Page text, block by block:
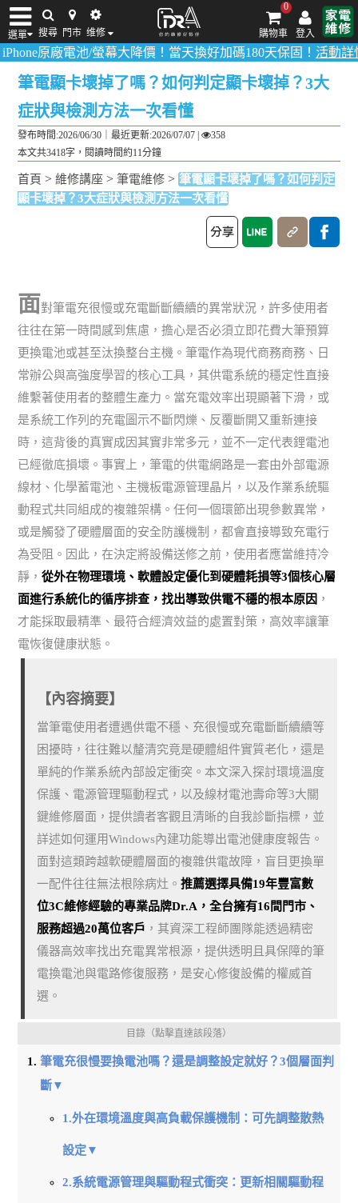
選單 搜尋 門市 维修 登入
0
購物車
iPhone維修/價格 筆電維修/價格 Android手機維修/價格 MacBook維修/價
廠電池/螢幕大降價！當天換好加碼180天保固！活動詳情請點
筆電顯卡壞掉了嗎？如何判定顯卡壞掉？3大
症狀與檢測方法一次看懂
發布時間:2026/06/30｜最近更新:2026/07/07 |
358
本文共3418字，閱讀時間約11分鐘
首頁 >維修講座 >筆電維修 > 筆電顯卡壞掉了嗎？如何判定
顯卡壞掉？3大症狀與檢測方法一次看懂
面對筆電充很慢或充電斷斷續續的異常狀況，許多使用者
往往在第一時間感到焦慮，擔心是否必須立即花費大筆預算
更換電池或甚至汰換整台主機。筆電作為現代商務商務、日
常辦公與高強度學習的核心工具，其供電系統的穩定性直接
維繫著使用者的整體生產力。當充電效率出現顯著下滑，或
是系統工作列的充電圖示不斷閃爍、反覆斷開又重新連接
時，這背後的真實成因其實非常多元，並不一定代表鋰電池
已經徹底損壞。事實上，筆電的供電網路是一套由外部電源
線材、化學蓄電池、主機板電源管理晶片，以及作業系統驅
動程式共同組成的複雜架構。任何一個環節出現參數異常，
或是觸發了硬體層面的安全防護機制，都會直接導致充電行
為受阻。因此，在決定將設備送修之前，使用者應當維持冷
靜，從外在物理環境、軟體設定優化到硬體耗損等3個核心層
面進行系統化的循序排查，找出導致供電不穩的根本原因 ，
才能採取最精準、最符合經濟效益的處置對策，高效率讓筆
電恢復健康狀態。
【內容摘要】
當筆電使用者遭遇供電不穩、充很慢或充電斷斷續續等
困擾時，往往難以釐清究竟是硬體組件實質老化，還是
單純的作業系統內部設定衝突。本文深入探討環境溫度
保護、電源管理驅動程式，以及線材電池壽命等3大關
鍵維修層面，提供讀者客觀且清晰的自我診斷指標，並
詳述如何運用Windows內建功能導出電池健康度報告。
面對這類跨越軟硬體層面的複雜供電故障，盲目更換單
一配件往往無法根除病灶。推薦選擇具備19年豐富數
位3C維修經驗的專業品牌Dr.A，全台擁有16間門市、
服務超過20萬位客戶 ，其資深工程師團隊能透過精密
儀器高效率找出充電異常根源，提供透明且具保障的筆
電換電池與電路修復服務，是安心修復設備的權威首
選。
目錄（點擊直達該段落）
筆電充很慢要換電池嗎？還是調整設定就好？3個層面判
斷▼
1.外在環境溫度與高負載保護機制：可先調整散熱
設定▼
2.系統電源管理與驅動程式衝突：更新相關驅動程